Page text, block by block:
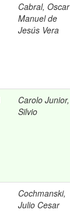
Cabral, Oscar
Manuel de
Jesús Vera
Carolo Junior,
Silvio
Cochmanski,
Julio Cesar